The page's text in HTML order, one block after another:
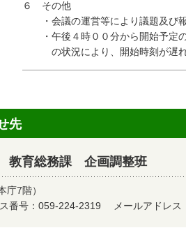
６ その他
・会議の運営等により議題及び報
・午後４時００分から開始予定の
の状況により、開始時刻が遅れ
先
育総務課 企画調整班
庁7階）
番号：059-224-2319 メールアドレス